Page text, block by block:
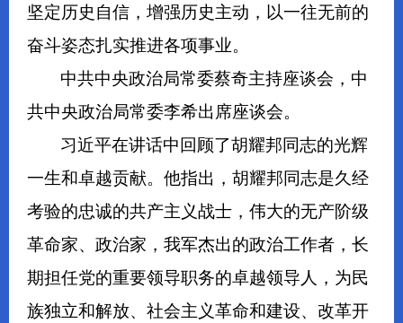
坚定历史自信，增强历史主动，以一往无前的
奋斗姿态扎实推进各项事业。
中共中央政治局常委蔡奇主持座谈会，中
共中央政治局常委李希出席座谈会。
习近平在讲话中回顾了胡耀邦同志的光辉
一生和卓越贡献。他指出，胡耀邦同志是久经
考验的忠诚的共产主义战士，伟大的无产阶级
革命家、政治家，我军杰出的政治工作者，长
期担任党的重要领导职务的卓越领导人，为民
族独立和解放、社会主义革命和建设、改革开